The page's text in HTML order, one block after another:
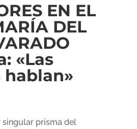
EN EL
DEL
«Las
hablan»
singular prisma del